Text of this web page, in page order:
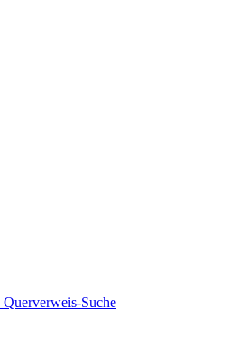
Querverweis-Suche